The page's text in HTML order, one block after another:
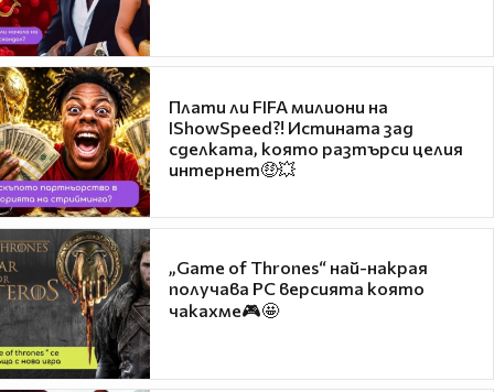
Плати ли FIFA милиони на
IShowSpeed?! Истината зад
сделката, която разтърси целия
интернет🤑💥
„Game of Thrones“ най-накрая
получава PC версията която
чакахме🎮🤩